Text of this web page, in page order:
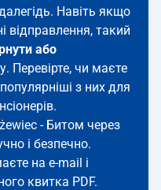
Навіть якщо
відправлення, такий
або
Перевірте, чи маєте
з них для
- Битом через
і безпечно.
на e-mail і
квитка PDF.